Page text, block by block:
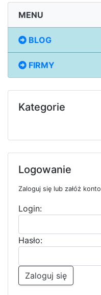
MENU
BLOG
FIRMY
Kategorie
Logowanie
Zaloguj się lub załóż konto
Login:
Hasło:
Zaloguj się